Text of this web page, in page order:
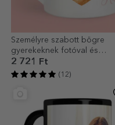
Személyre szabott bögre
gyerekeknek fotóval és
szöveggel
2 721 Ft
(12)